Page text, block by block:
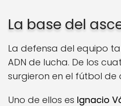
La base del
La defensa del equipo
ADN de lucha. De los
surgieron en el fútbol de
Uno de ellos es Ignacio